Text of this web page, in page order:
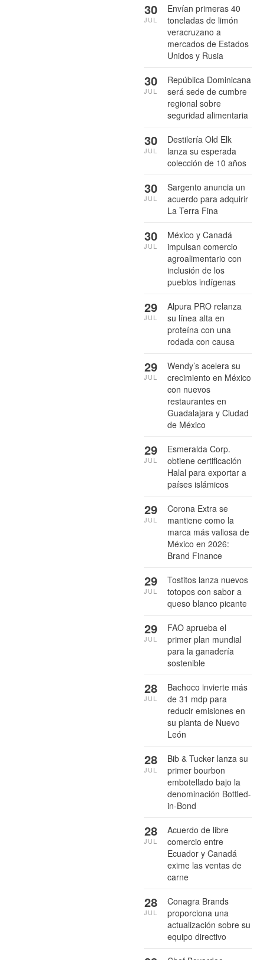
Envían primeras 40
toneladas de limón
veracruzano a
mercados de Estados
Unidos y Rusia
30
JUL
República Dominicana
será sede de cumbre
regional sobre
seguridad alimentaria
30
JUL
Destilería Old Elk
lanza su esperada
colección de 10 años
30
JUL
Sargento anuncia un
acuerdo para adquirir
La Terra Fina
30
JUL
México y Canadá
impulsan comercio
agroalimentario con
inclusión de los
pueblos indígenas
30
JUL
Alpura PRO relanza
su línea alta en
proteína con una
rodada con causa
29
JUL
Wendy’s acelera su
crecimiento en México
con nuevos
restaurantes en
Guadalajara y Ciudad
de México
29
JUL
Esmeralda Corp.
obtiene certificación
Halal para exportar a
países islámicos
29
JUL
Corona Extra se
mantiene como la
marca más valiosa de
México en 2026:
Brand Finance
29
JUL
Tostitos lanza nuevos
totopos con sabor a
queso blanco picante
29
JUL
FAO aprueba el
primer plan mundial
para la ganadería
sostenible
29
JUL
Bachoco invierte más
de 31 mdp para
reducir emisiones en
su planta de Nuevo
León
28
JUL
Bib & Tucker lanza su
primer bourbon
embotellado bajo la
denominación Bottled-
in-Bond
28
JUL
Acuerdo de libre
comercio entre
Ecuador y Canadá
exime las ventas de
carne
28
JUL
Conagra Brands
proporciona una
actualización sobre su
equipo directivo
28
JUL